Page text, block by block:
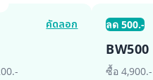
คัดลอก ลด 500.-
BW500
ซื้อ